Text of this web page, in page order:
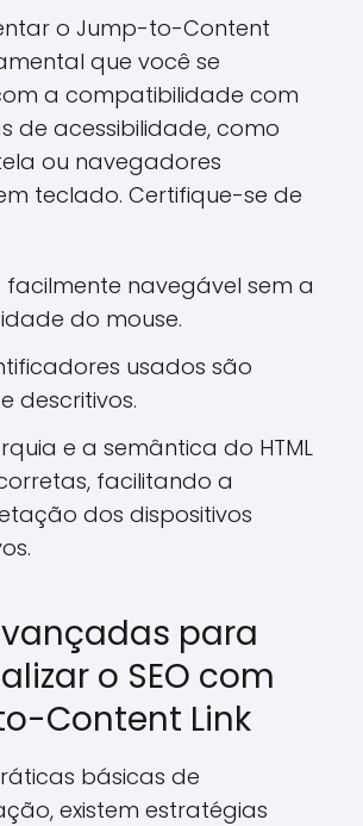
o Jump-to-Content
que você se
a compatibilidade com
de acessibilidade, como
ou navegadores
teclado. Certifique-se de
facilmente navegável sem a
do mouse.
usados são
descritivos.
e a semântica do HTML
facilitando a
dos dispositivos
para
o SEO com
Content Link
básicas de
existem estratégias